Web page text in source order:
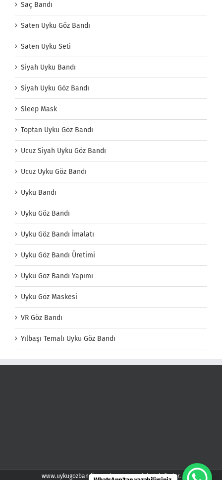
Saç Bandı
Saten Uyku Göz Bandı
Saten Uyku Seti
Siyah Uyku Bandı
Siyah Uyku Göz Bandı
Sleep Mask
Toptan Uyku Göz Bandı
Ucuz Siyah Uyku Göz Bandı
Ucuz Uyku Göz Bandı
Uyku Bandı
Uyku Göz Bandı
Uyku Göz Bandı İmalatı
Uyku Göz Bandı Üretimi
Uyku Göz Bandı Yapımı
Uyku Göz Maskesi
VR Göz Bandı
Yılbaşı Temalı Uyku Göz Bandı
www.uykugozbandi.com demspor web kataloğudur.